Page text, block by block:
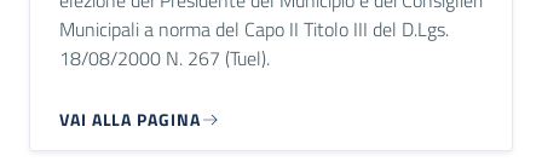
Municipali a norma del Capo II Titolo III del D.Lgs.
18/08/2000 N. 267 (Tuel).
VAI ALLA PAGINA